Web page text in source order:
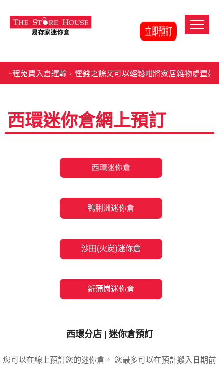
費入倉運輸，慳錢之餘又可以輕鬆咁將家居雜物處置好。
西環迷你倉網上預訂
西環分店 | 迷你倉預訂
您可以在線上預訂您的迷你倉 。 您最多可以在預計搬入日期前